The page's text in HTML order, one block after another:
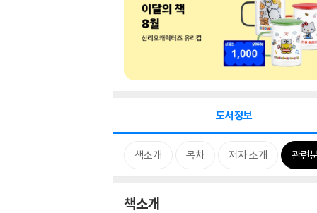
도서정보
책소개 목차 저자 소개 관련
책소개